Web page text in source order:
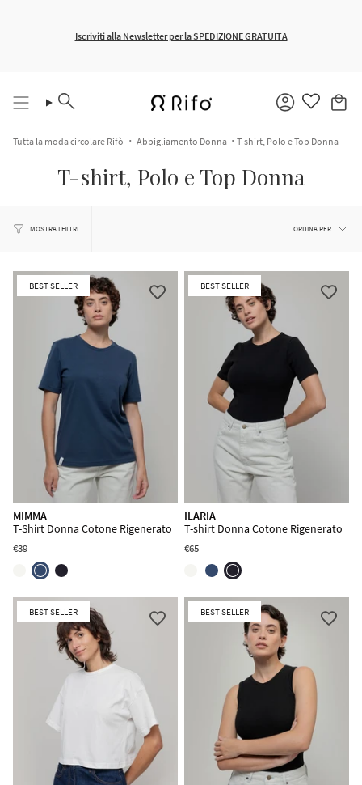
Iscriviti alla Newsletter per la SPEDIZIONE GRATUITA
Cerca Account
Tutta la moda circolare Rifò Abbigliamento Donna T-shirt, Polo e Top Donna
T-shirt, Polo e Top Donna
MOSTRA I FILTRI
perORDINA PER
BEST SELLER
MIMMA
T-Shirt Donna Cotone Rigenerato
€39
BEST SELLER
ILARIA
T-shirt Donna Cotone Rigenerato
€65
BEST SELLER BEST SELLER